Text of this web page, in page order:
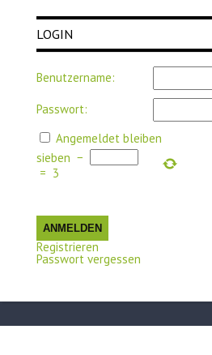
LOGIN
Benutzername:
Passwort:
Angemeldet bleiben
sieben −
= 3
ANMELDEN
Registrieren
Passwort vergessen